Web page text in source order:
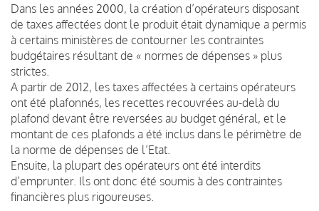
Dans les années 2000, la création d’opérateurs disposant
de taxes affectées dont le produit était dynamique a permis
à certains ministères de contourner les contraintes
budgétaires résultant de « normes de dépenses » plus
strictes.
A partir de 2012, les taxes affectées à certains opérateurs
ont été plafonnés, les recettes recouvrées au-delà du
plafond devant être reversées au budget général, et le
montant de ces plafonds a été inclus dans le périmètre de
la norme de dépenses de l’Etat.
Ensuite, la plupart des opérateurs ont été interdits
d’emprunter. Ils ont donc été soumis à des contraintes
financières plus rigoureuses.